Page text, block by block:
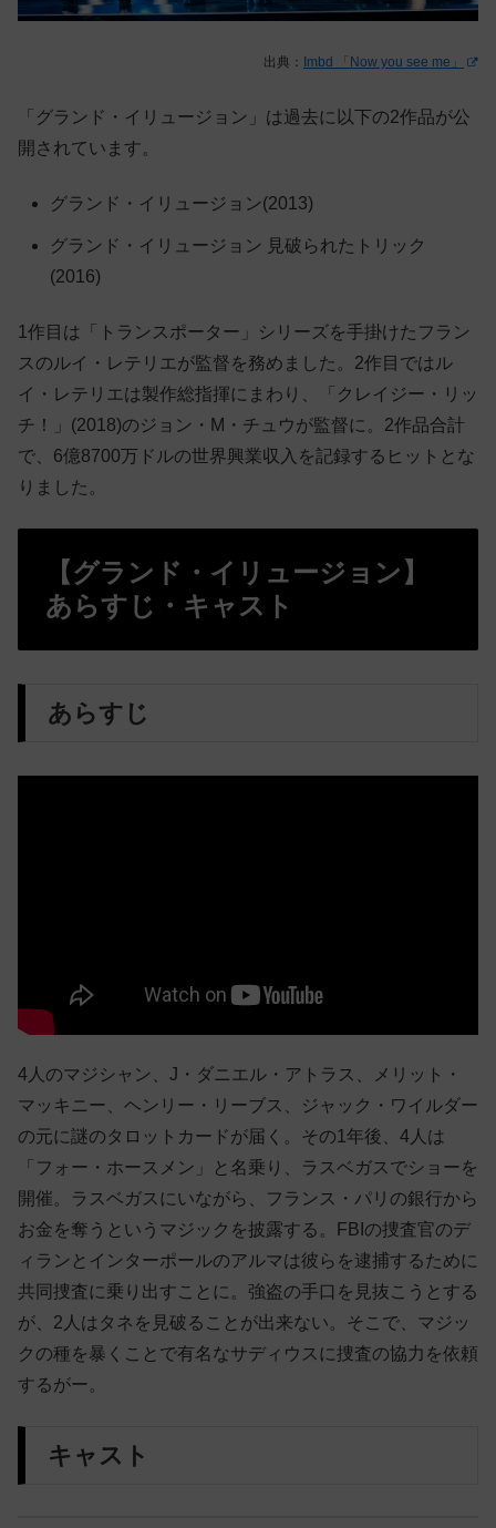
出典： Imbd 「Now you see me」
「グランド・イリュージョン」は過去に以下の2作品が公
開されています。
グランド・イリュージョン(2013)
グランド・イリュージョン 見破られたトリック
(2016)
1作目は「トランスポーター」シリーズを手掛けたフラン
スのルイ・レテリエが監督を務めました。2作目ではル
イ・レテリエは製作総指揮にまわり、「クレイジー・リッ
チ！」(2018)のジョン・M・チュウが監督に。2作品合計
で、6億8700万ドルの世界興業収入を記録するヒットとな
りました。
【グランド・イリュージョン】
あらすじ・キャスト
あらすじ
4人のマジシャン、J・ダニエル・アトラス、メリット・
マッキニー、ヘンリー・リーブス、ジャック・ワイルダー
の元に謎のタロットカードが届く。その1年後、4人は
「フォー・ホースメン」と名乗り、ラスベガスでショーを
開催。ラスベガスにいながら、フランス・パリの銀行から
お金を奪うというマジックを披露する。FBIの捜査官のデ
ィランとインターポールのアルマは彼らを逮捕するために
共同捜査に乗り出すことに。強盗の手口を見抜こうとする
が、2人はタネを見破ることが出来ない。そこで、マジッ
クの種を暴くことで有名なサディウスに捜査の協力を依頼
するがー。
キャスト